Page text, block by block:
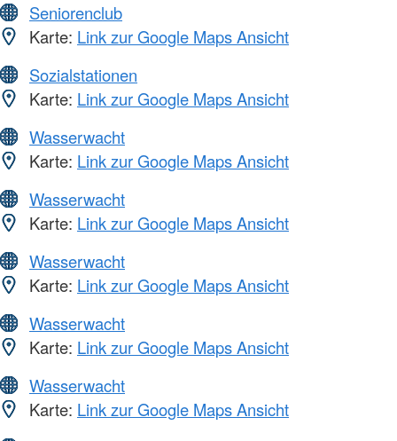
Seniorenclub
Karte: Link zur Google Maps Ansicht
Sozialstationen
Karte: Link zur Google Maps Ansicht
Wasserwacht
Karte: Link zur Google Maps Ansicht
Wasserwacht
Karte: Link zur Google Maps Ansicht
Wasserwacht
Karte: Link zur Google Maps Ansicht
Wasserwacht
Karte: Link zur Google Maps Ansicht
Wasserwacht
Karte: Link zur Google Maps Ansicht